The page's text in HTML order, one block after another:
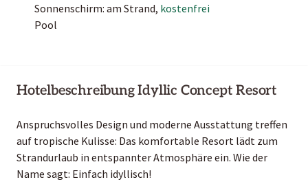
Sonnenschirm: am Strand, kostenfrei
Pool
Hotelbeschreibung Idyllic Concept Resort
Anspruchsvolles Design und moderne Ausstattung treffen
auf tropische Kulisse: Das komfortable Resort lädt zum
Strandurlaub in entspannter Atmosphäre ein. Wie der
Name sagt: Einfach idyllisch!